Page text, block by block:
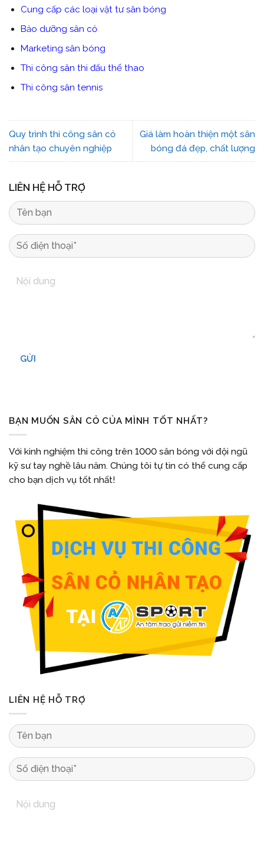
Cung cấp các loại vật tư sân bóng
Bảo dưỡng sân cỏ
Marketing sân bóng
Thi công sân thi đấu thể thao
Thi công sân tennis
Quy trình thi công sân cỏ
nhân tạo chuyên nghiệp
Giá làm hoàn thiện một sân
bóng đá đẹp, chất lượng
LIÊN HỆ HỖ TRỢ
GỬI
BẠN MUỐN SÂN CỎ CỦA MÌNH TỐT NHẤT?
Với kinh nghiệm thi công trên 1000 sân bóng với đội ngũ
kỹ sư tay nghề lâu năm. Chúng tôi tự tin có thể cung cấp
cho bạn dịch vụ tốt nhất!
LIÊN HỆ HỖ TRỢ